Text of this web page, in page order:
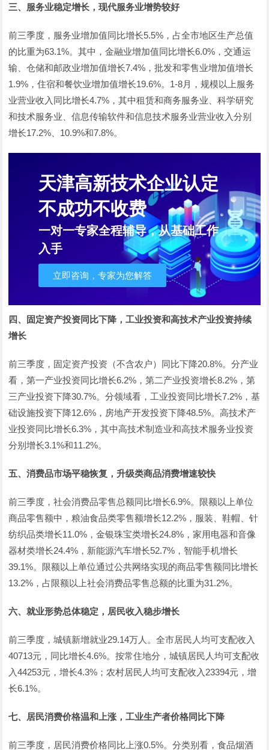
三、服务业稳定增长，现代服务业增势较好
前三季度，服务业增加值同比增长5.5%，占全市地区生产总值
的比重为63.1%。其中，金融业增加值同比增长6.0%，交通运
输、仓储和邮政业增加值增长7.4%，批发和零售业增加值增长
1.9%，住宿和餐饮业增加值增长19.6%。1-8月，规模以上服务
业营业收入同比增长4.7%，其中租赁和商务服务业、科学研究
和技术服务业、信息传输软件和信息技术服务业营业收入分别
增长17.2%、10.9%和7.8%。
天津高新技术企业认定
不成功不收费
一对一专家全程辅导，从基础工作
入手
立即咨询，专家为您解答
四、固定资产投资同比下降，工业投资和高技术产业投资持续
增长
前三季度，固定资产投资（不含农户）同比下降20.8%。分产业
看，第一产业投资同比增长6.2%，第二产业投资增长8.2%，第
三产业投资下降30.7%。分领域看，工业投资同比增长7.2%，基
础设施投资下降12.6%，房地产开发投资下降48.5%。高技术产
业投资同比增长6.3%，其中高技术制造业和高技术服务业投资
分别增长3.1%和11.2%。
五、消费品市场平稳恢复，升级类商品消费增速较快
前三季度，社会消费品零售总额同比增长6.9%。限额以上单位
商品零售额中，粮油食品类零售额增长12.2%，服装、鞋帽、针
纺织品类增长11.0%，金银珠宝类增长24.8%，家用电器和音像
器材类增长24.4%，新能源汽车增长52.7%，智能手机增长
39.1%。限额以上单位通过公共网络实现的商品零售额同比增长
13.2%，占限额以上社会消费品零售总额的比重为31.2%。
六、就业形势总体稳定，居民收入稳步增长
前三季度，城镇新增就业29.14万人。全市居民人均可支配收入
40713元，同比增长4.6%。按常住地分，城镇居民人均可支配收
入44253元，增长4.3%；农村居民人均可支配收入23394元，增
长6.1%。
七、居民消费价格温和上涨，工业生产者价格同比下降
前三季度，居民消费价格同比上涨0.5%。分类别看，食品烟酒